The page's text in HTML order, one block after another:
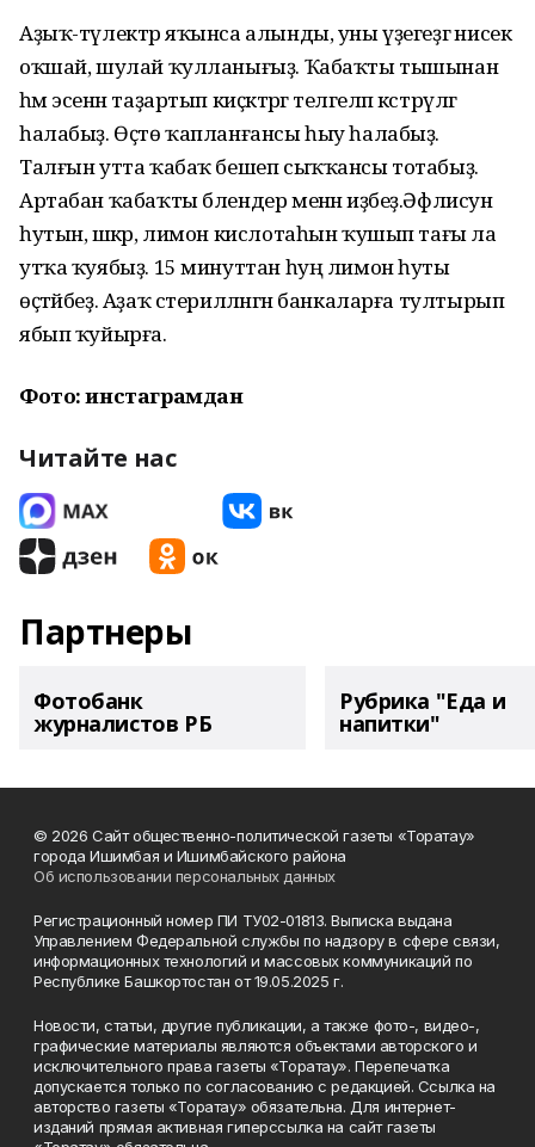
Аҙыҡ-түлектәр яҡынса алынды, уны үҙегеҙгә нисек
оҡшай, шулай ҡулланығыҙ. Ҡабаҡты тышынан
һәм эсенән таҙартып киҫәктәргә телгеләп кәстрүлгә
һалабыҙ. Өҫтө ҡапланғансы һыу һалабыҙ.
Талғын утта ҡабаҡ бешеп сыҡҡансы тотабыҙ.
Артабан ҡабаҡты блендер менән иҙәбеҙ.Әфлисун
һутын, шәкәр, лимон кислотаһын ҡушып тағы ла
утҡа ҡуябыҙ. 15 минуттан һуң лимон һуты
өҫтәйбеҙ. Аҙаҡ стерилләнгән банкаларға тултырып
ябып ҡуйырға.
Фото: инстаграмдан
Читайте нас
Партнеры
Фотобанк
журналистов РБ
Рубрика "Еда и
напитки"
© 2026 Сайт общественно-политической газеты «Торатау»
города Ишимбая и Ишимбайского района
Об использовании персональных данных
Регистрационный номер ПИ ТУ02-01813. Выписка выдана
Управлением Федеральной службы по надзору в сфере связи,
информационных технологий и массовых коммуникаций по
Республике Башкортостан от 19.05.2025 г.
Новости, статьи, другие публикации, а также фото-, видео-,
графические материалы являются объектами авторского и
исключительного права газеты «Торатау». Перепечатка
допускается только по согласованию с редакцией. Ссылка на
авторство газеты «Торатау» обязательна. Для интернет-
изданий прямая активная гиперссылка на сайт газеты